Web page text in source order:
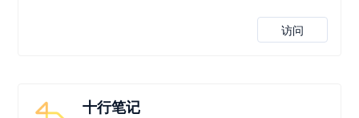
访问
十行笔记